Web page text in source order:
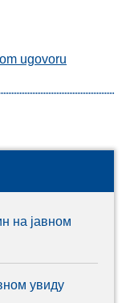
ugovoru
на јавном
увиду